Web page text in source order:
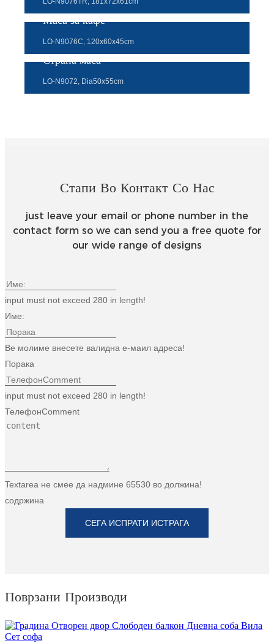
Маса за кафе
LO-N9076C, 120x60x45cm
Страна маса
LO-N9072, Dia50x55cm
Стапи Во Контакт Со Нас
just leave your email or phone number in the
contact form so we can send you a free quote for
our wide range of designs
input must not exceed 280 in length!
Име:
Ве молиме внесете валидна е-маил адреса!
Порака
input must not exceed 280 in length!
ТелефонComment
Textarea не смее да надмине 65530 во должина!
содржина
СЕГА ИСПРАТИ ИСТРАГА
Поврзани Производи